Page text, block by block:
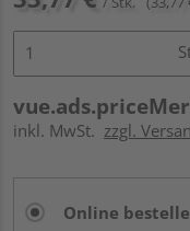
inkl. MwSt. zzgl.
Online